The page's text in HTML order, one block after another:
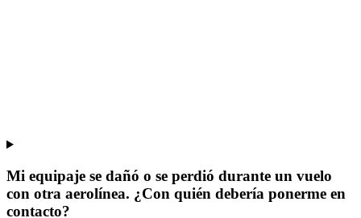
Mi equipaje se dañó o se perdió durante un vuelo
con otra aerolínea. ¿Con quién debería ponerme en
contacto?